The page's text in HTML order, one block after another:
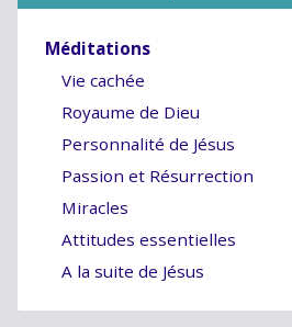
Méditations
Vie cachée
Royaume de Dieu
Personnalité de Jésus
Passion et Résurrection
Miracles
Attitudes essentielles
A la suite de Jésus